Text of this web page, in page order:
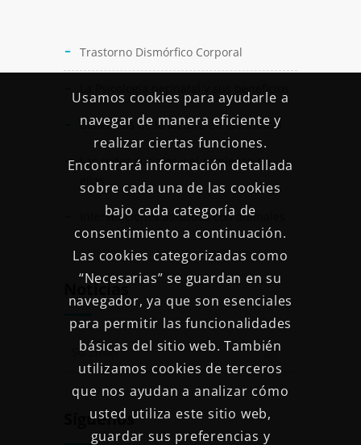
Trastorno Dismórfico Corporal
La Psicología perinatal y sus beneficios
Beneficios de la lectura en la infancia
Las redes sociales y el comienzo en
ellas
Intervenciones asistidas con animales
Noticias
Síguenos
Usamos cookies para ayudarle a
navegar de manera eficiente y
realizar ciertas funciones.
Encontrará información detallada
sobre cada una de las cookies
bajo cada categoría de
consentimiento a continuación.
Las cookies categorizadas como
“Necesarias” se guardan en su
navegador, ya que son esenciales
para permitir las funcionalidades
básicas del sitio web. También
utilizamos cookies de terceros
que nos ayudan a analizar cómo
usted utiliza este sitio web,
guardar sus preferencias y